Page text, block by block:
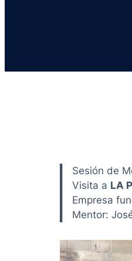
Sesión de
Visita a LA
Empresa
Mentor: